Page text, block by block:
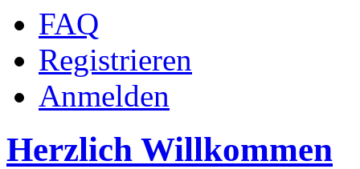
FAQ
Registrieren
Anmelden
Herzlich Willkommen